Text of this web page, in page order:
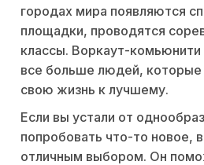
городах мира появляются
площадки, проводятся
классы. Воркаут-комьюнити
все больше людей, которые
свою жизнь к лучшему.
Если вы устали от
попробовать что-то новое,
отличным выбором. Он